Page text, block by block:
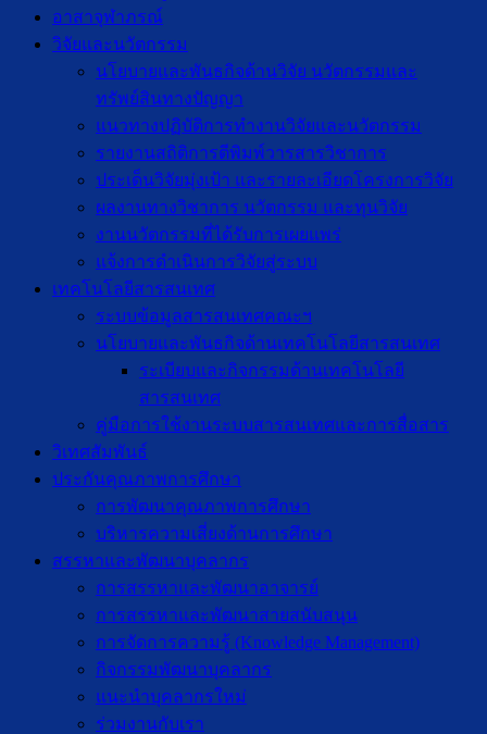
อาสาจุฬาภรณ์
วิจัยและนวัตกรรม
นโยบายและพันธกิจด้านวิจัย นวัตกรรมและ
ทรัพย์สินทางปัญญา
แนวทางปฏิบัติการทำงานวิจัยและนวัตกรรม
รายงานสถิติการตีพิมพ์วารสารวิชาการ
ประเด็นวิจัยมุ่งเป้า และรายละเอียดโครงการวิจัย
ผลงานทางวิชาการ นวัตกรรม และทุนวิจัย
งานนวัตกรรมที่ได้รับการเผยแพร่
แจ้งการดำเนินการวิจัยสู่ระบบ
เทคโนโลยีสารสนเทศ
ระบบข้อมูลสารสนเทศคณะฯ
นโยบายและพันธกิจด้านเทคโนโลยีสารสนเทศ
ระเบียบและกิจกรรมด้านเทคโนโลยี
สารสนเทศ
คู่มือการใช้งานระบบสารสนเทศและการสื่อสาร
วิเทศสัมพันธ์
ประกันคุณภาพการศึกษา
การพัฒนาคุณภาพการศึกษา
บริหารความเสี่ยงด้านการศึกษา
สรรหาและพัฒนาบุคลากร
การสรรหาและพัฒนาอาจารย์
การสรรหาและพัฒนาสายสนับสนุน
การจัดการความรู้ (Knowledge Management)
กิจกรรมพัฒนาบุคลากร
แนะนำบุคลากรใหม่
ร่วมงานกับเรา